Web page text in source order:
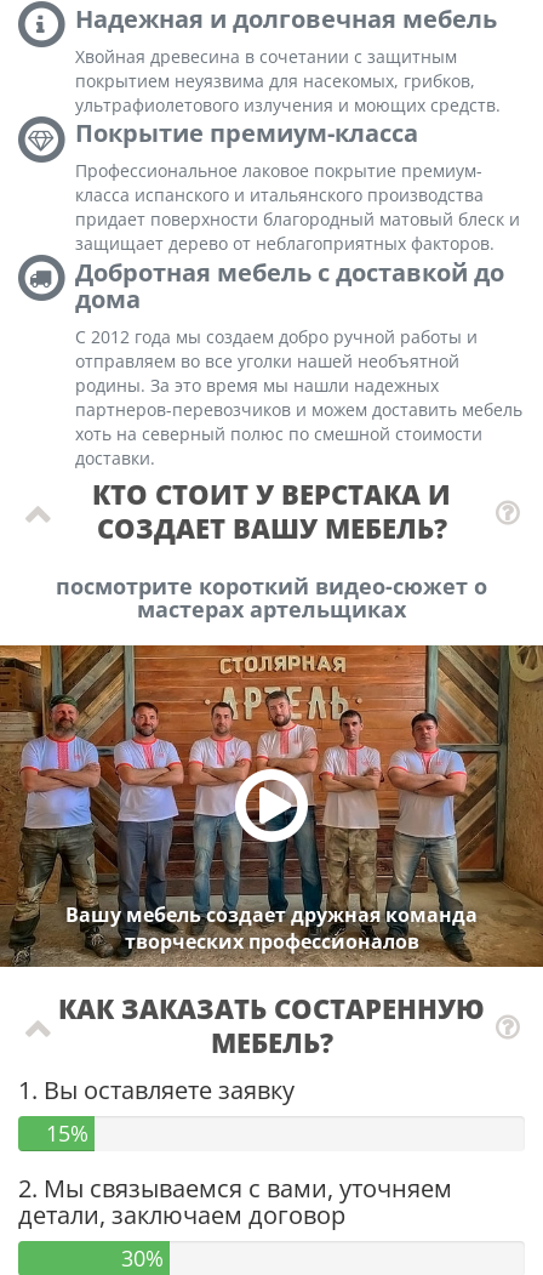
Надежная и долговечная мебель
Хвойная древесина в сочетании с защитным
покрытием неуязвима для насекомых, грибков,
ультрафиолетового излучения и моющих средств.
Покрытие премиум-класса
Профессиональное лаковое покрытие премиум-
класса испанского и итальянского производства
придает поверхности благородный матовый блеск и
защищает дерево от неблагоприятных факторов.
Добротная мебель с доставкой до
дома
С 2012 года мы создаем добро ручной работы и
отправляем во все уголки нашей необъятной
родины. За это время мы нашли надежных
партнеров-перевозчиков и можем доставить мебель
хоть на северный полюс по смешной стоимости
доставки.
КТО СТОИТ У ВЕРСТАКА И
СОЗДАЕТ ВАШУ МЕБЕЛЬ?
посмотрите короткий видео-сюжет о
мастерах артельщиках
Вашу мебель создает дружная команда
творческих профессионалов
КАК ЗАКАЗАТЬ СОСТАРЕННУЮ
МЕБЕЛЬ?
1. Вы оставляете заявку
15%
2. Мы связываемся с вами, уточняем
детали, заключаем договор
30%